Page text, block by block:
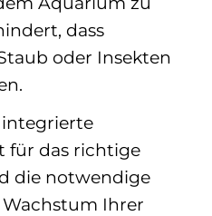
dass
oder Insekten
für das richtige
die notwendige
Ihrer